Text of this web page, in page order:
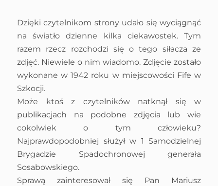
Dzięki czytelnikom strony udało się wyciągnąć
na światło dzienne kilka ciekawostek. Tym
razem rzecz rozchodzi się o tego siłacza ze
zdjęć. Niewiele o nim wiadomo. Zdjęcie zostało
wykonane w 1942 roku w miejscowości Fife w
Szkocji.
Może ktoś z czytelników natknął się w
publikacjach na podobne zdjęcia lub wie
cokolwiek o tym człowieku?
Najprawdopodobniej służył w 1 Samodzielnej
Brygadzie Spadochronowej generała
Sosabowskiego.
Sprawą zainteresował się Pan Mariusz